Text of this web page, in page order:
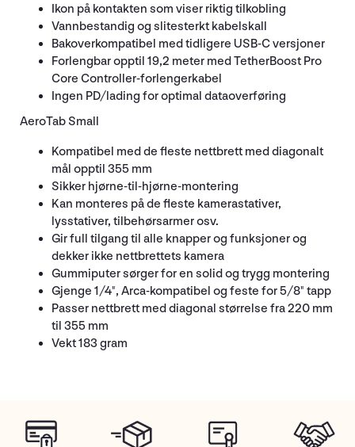
Ikon på kontakten som viser riktig tilkobling
Vannbestandig og slitesterkt kabelskall
Bakoverkompatibel med tidligere USB-C versjoner
Forlengbar opptil 19,2 meter med TetherBoost Pro
Core Controller-forlengerkabel
Ingen PD/lading for optimal dataoverføring
AeroTab Small
Kompatibel med de fleste nettbrett med diagonalt
mål opptil 355 mm
Sikker hjørne-til-hjørne-montering
Kan monteres på de fleste kamerastativer,
lysstativer, tilbehørsarmer osv.
Gir full tilgang til alle knapper og funksjoner og
dekker ikke nettbrettets kamera
Gummiputer sørger for en solid og trygg montering
Gjenge 1/4", Arca-kompatibel og feste for 5/8" tapp
Passer nettbrett med diagonal størrelse fra 220 mm
til 355 mm
Vekt 183 gram